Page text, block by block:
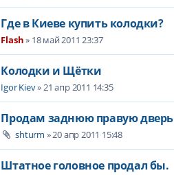
Где в Киеве купить колодки?
Flash» 18 май 2011 23:37
Колодки и Щётки
Igor Kiev» 21 апр 2011 14:35
Продам заднюю правую дверь
shturm » 20 апр 2011 15:48
Штатное головное продал бы.